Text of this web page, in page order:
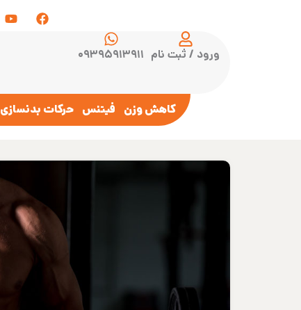
ورود / ثبت نام ۰۹۳۹۵۹۱۳۹۱۱
کاهش وزن فیتنس حرکات بدنسازی